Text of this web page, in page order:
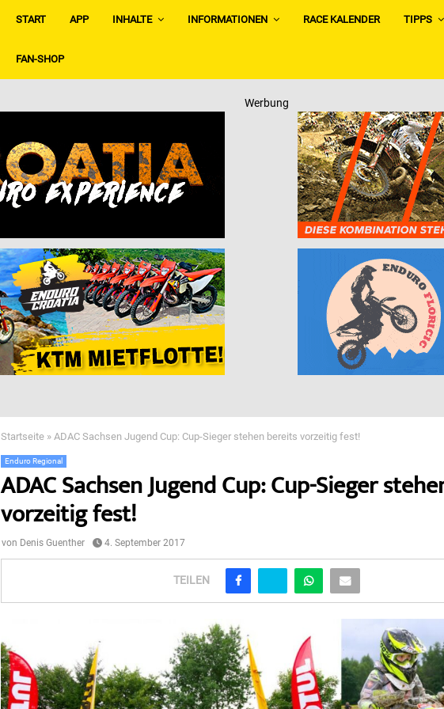
START APP INHALTE INFORMATIONEN RACE KALENDER TIPPS
FAN-SHOP
Werbung
Startseite »ADAC Sachsen Jugend Cup: Cup-Sieger stehen bereits vorzeitig fest!
Enduro Regional
ADAC Sachsen Jugend Cup: Cup-Sieger
vorzeitig fest!
von Denis Guenther 4. September 2017
TEILEN